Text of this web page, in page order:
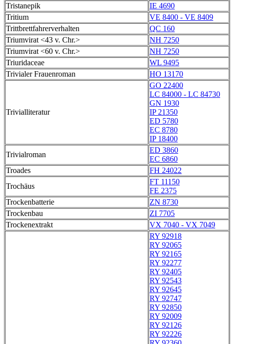
Tristanepik
IE 4690
Tritium
VE 8400 - VE 8409
Trittbrettfahrerverhalten
QC 160
Triumvirat <43 v. Chr.>
NH 7250
Triumvirat <60 v. Chr.>
NH 7250
Triuridaceae
WL 9495
Trivialer Frauenroman
HO 13170
Trivialliteratur
GO 22400
LC 84000 - LC 84730
GN 1930
IP 21350
ED 5780
EC 8780
IP 18400
Trivialroman
ED 3860
EC 6860
Troades
FH 24022
Trochäus
FT 11150
FE 2375
Trockenbatterie
ZN 8730
Trockenbau
ZI 7705
Trockenextrakt
VX 7040 - VX 7049
RY 92918
RY 92065
RY 92165
RY 92277
RY 92405
RY 92543
RY 92645
RY 92747
RY 92850
RY 92009
RY 92126
RY 92226